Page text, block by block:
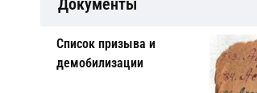
Документы
Cписок призыва и
демобилизации